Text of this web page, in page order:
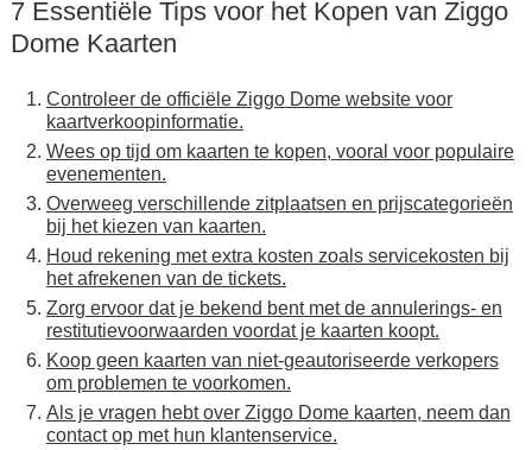
7 Essentiële Tips voor het Kopen van Ziggo
Dome Kaarten
Controleer de officiële Ziggo Dome website voor
kaartverkoopinformatie.
Wees op tijd om kaarten te kopen, vooral voor populaire
evenementen.
Overweeg verschillende zitplaatsen en prijscategorieën
bij het kiezen van kaarten.
Houd rekening met extra kosten zoals servicekosten bij
het afrekenen van de tickets.
Zorg ervoor dat je bekend bent met de annulerings- en
restitutievoorwaarden voordat je kaarten koopt.
Koop geen kaarten van niet-geautoriseerde verkopers
om problemen te voorkomen.
Als je vragen hebt over Ziggo Dome kaarten, neem dan
contact op met hun klantenservice.